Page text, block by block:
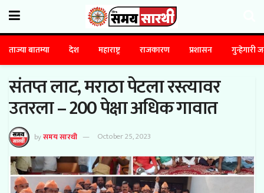
ताज्या बातम्या देश महाराष्ट्र राजकारण प्रशासन गुन्हेगारी
संतप्त लाट, मराठा पेटला रस्त्यावर
उतरला – 200 पेक्षा अधिक गावात
byसमय सारथी October 25, 2023